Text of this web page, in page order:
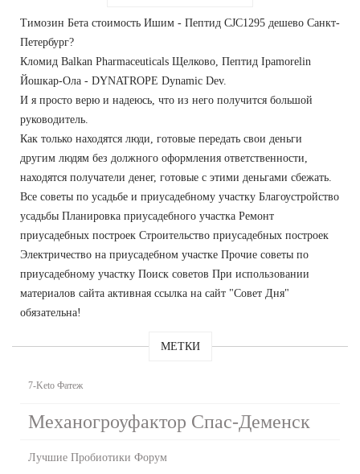
Tимозин Бета стоимость Ишим - Пептид CJC1295 дешево Санкт-
Петербург?
Кломид Balkan Pharmaceuticals Щелково, Пептид Ipamorelin
Йошкар-Ола - DYNATROPE Dynamic Dev.
И я просто верю и надеюсь, что из него получится большой
руководитель.
Как только находятся люди, готовые передать свои деньги
другим людям без должного оформления ответственности,
находятся получатели денег, готовые с этими деньгами сбежать.
Все советы по усадьбе и приусадебному участку Благоустройство
усадьбы Планировка приусадебного участка Ремонт
приусадебных построек Строительство приусадебных построек
Электричество на приусадебном участке Прочие советы по
приусадебному участку Поиск советов При использовании
материалов сайта активная ссылка на сайт "Совет Дня"
обязательна!
МЕТКИ
7-Keto Фатеж
Механогроуфактор Спас-Деменск
Лучшие Пробиотики Форум